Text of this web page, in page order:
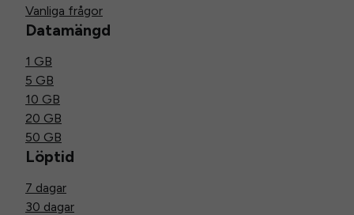
Vanliga frågor
Datamängd
1 GB
5 GB
10 GB
20 GB
50 GB
Löptid
7 dagar
30 dagar